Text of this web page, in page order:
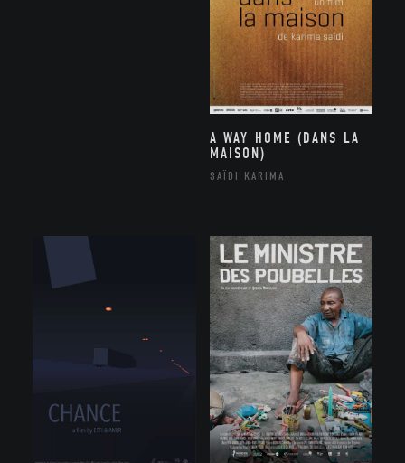
A WAY HOME (DANS LA
MAISON)
SAÏDI KARIMA